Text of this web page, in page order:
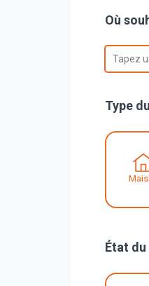
Où
option ,
Tapez
Type
État du